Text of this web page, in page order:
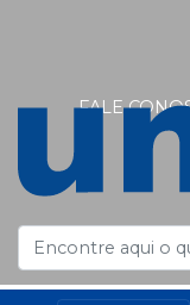
FALE